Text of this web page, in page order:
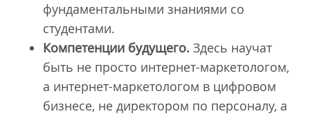
фундаментальными знаниями со
студентами.
Компетенции будущего. Здесь научат
быть не просто интернет-маркетологом,
а интернет-маркетологом в цифровом
бизнесе, не директором по персоналу, а